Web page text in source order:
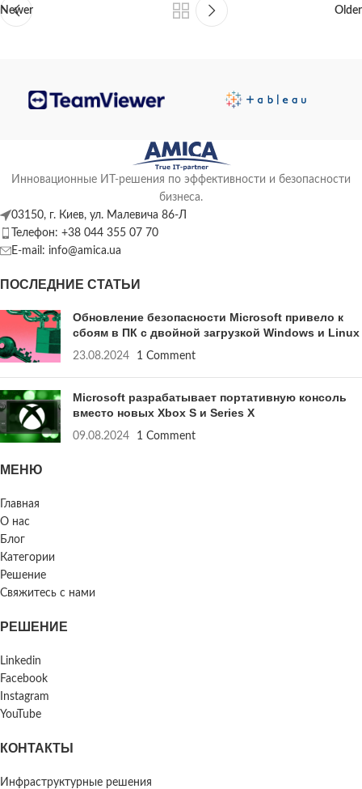
Newer Older
Инновационные ИТ-решения по эффективности и безопасности
бизнеса.
03150, г. Киев, ул. Малевича 86-Л
Телефон: +38 044 355 07 70
E-mail: info@amica.ua
ПОСЛЕДНИЕ СТАТЬИ
Обновление безопасности Microsoft привело к
сбоям в ПК с двойной загрузкой Windows и Linux
23.08.2024 1 Comment
Microsoft разрабатывает портативную консоль
вместо новых Xbox S и Series X
09.08.2024 1 Comment
МЕНЮ
Главная
О нас
Блог
Категории
Решение
Свяжитесь с нами
РЕШЕНИЕ
Linkedin
Facebook
Instagram
YouTube
КОНТАКТЫ
Инфраструктурные решения